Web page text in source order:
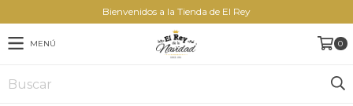
Bienvenidos a la Tienda de El Rey
MENÚ 0